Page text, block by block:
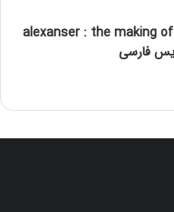
نقد و بررسی سریال alexanser : the making of